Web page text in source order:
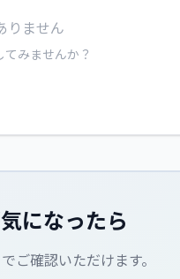
りません
みませんか？
になったら
ご確認いただけます。